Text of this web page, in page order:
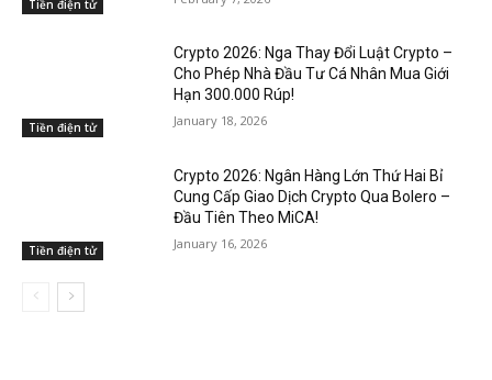
Tiền điện tử
Tiền điện tử
Crypto 2026: Nga Thay Đổi Luật Crypto –
Cho Phép Nhà Đầu Tư Cá Nhân Mua Giới
Hạn 300.000 Rúp!
January 18, 2026
Tiền điện tử
Crypto 2026: Ngân Hàng Lớn Thứ Hai Bỉ
Cung Cấp Giao Dịch Crypto Qua Bolero –
Đầu Tiên Theo MiCA!
January 16, 2026